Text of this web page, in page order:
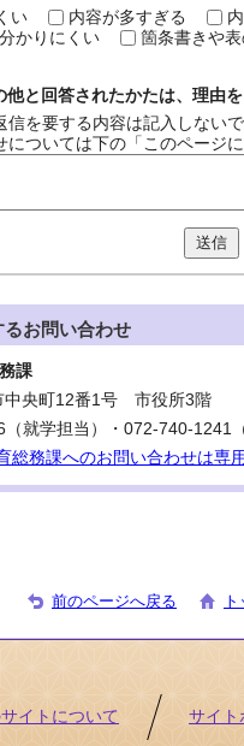
い
内容が多すぎる
かりにくい 箇条書きや
と回答されたかたは、理由を
を要する内容は記入しないで
については下の「このページ
送信
るお問い合わせ
課
央町12番1号 市役所3階
（就学担当）・072-740-
務課へのお問い合わせは専
前のページへ戻る
イトについて サイト